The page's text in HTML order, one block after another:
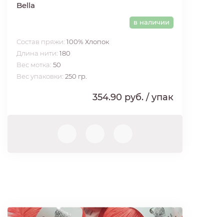
Bella
в наличии
Состав пряжи: 100% Хлопок
Длина нити: 180
Вес мотка: 50
Вес упаковки: 250 гр.
354.90 руб. / упак